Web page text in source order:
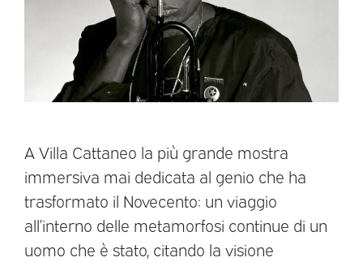
A Villa Cattaneo la più grande mostra
immersiva mai dedicata al genio che ha
trasformato il Novecento: un viaggio
all’interno delle metamorfosi continue di un
uomo che è stato, citando la visione